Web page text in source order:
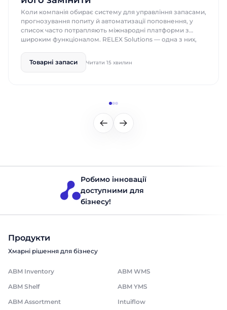
Коли компанія обирає систему для управління запасами,
прогнозування попиту й автоматизації поповнення, у
список часто потрапляють міжнародні платформи з
широким функціоналом. RELEX Solutions — одна з них,
ланцюги постачання та масштабні retail-процеси. RELEX
справді охоплює багато задач: прогнозування попиту,
Товарні запаси Читати 15 хвилин
Робимо інновації
доступними для
бізнесу!
Продукти
Хмарні рішення для бізнесу
ABM Inventory
ABM WMS
ABM Shelf
ABM YMS
ABM Assortment
Intuiflow